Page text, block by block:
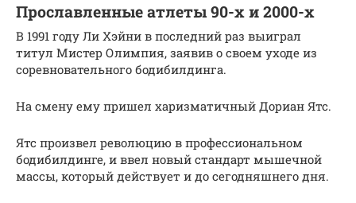
Прославленные атлеты 90-х и 2000-х
В 1991 году Ли Хэйни в последний раз выиграл
титул Мистер Олимпия, заявив о своем уходе из
соревновательного бодибилдинга.
На смену ему пришел харизматичный Дориан Ятс.
Ятс произвел революцию в профессиональном
бодибилдинге, и ввел новый стандарт мышечной
массы, который действует и до сегодняшнего дня.